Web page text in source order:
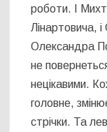
роботи. І
Лінартовича,
Олександра
не
нецікавими.
головне,
стрічки. Та